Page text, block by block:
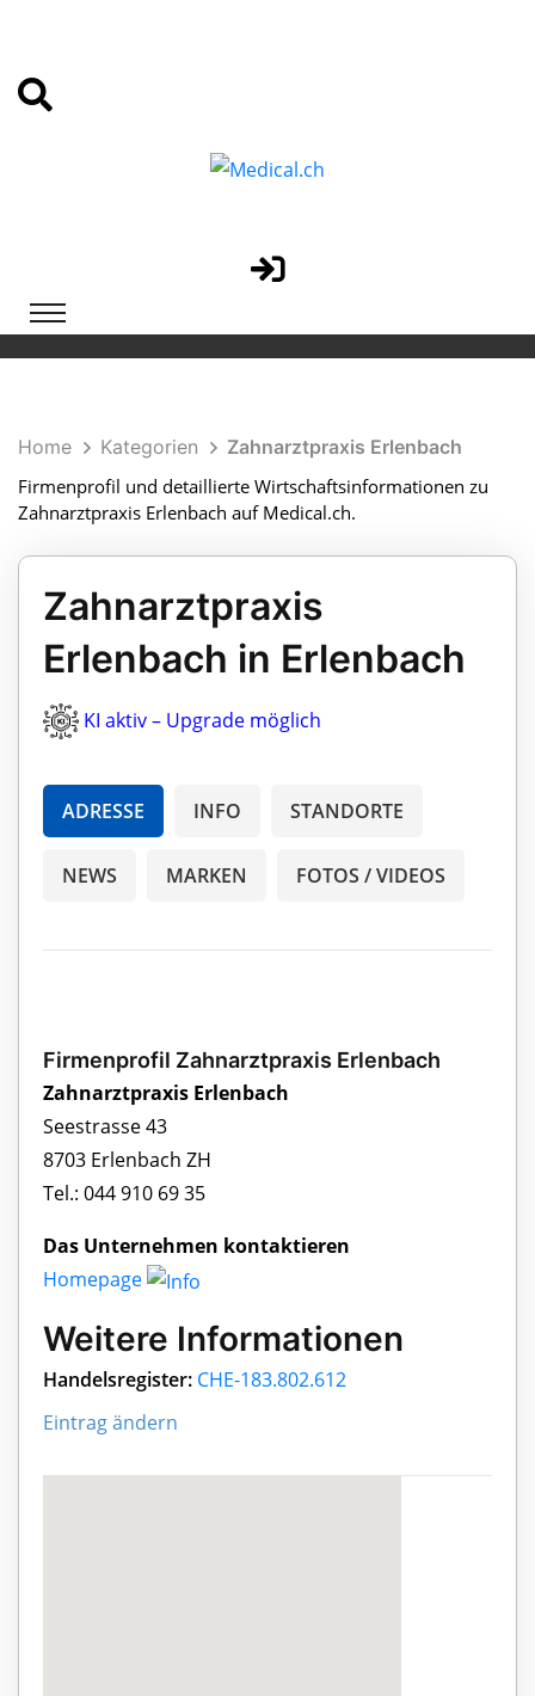
Home Kategorien
Zahnarztpraxis Erlenbach
Firmenprofil und detaillierte Wirtschaftsinformationen zu
Zahnarztpraxis Erlenbach auf Medical.ch.
Zahnarztpraxis
Erlenbach in Erlenbach
KI aktiv – Upgrade möglich
ADRESSE INFO STANDORTE
NEWS MARKEN FOTOS / VIDEOS
Firmenprofil Zahnarztpraxis Erlenbach
Zahnarztpraxis Erlenbach
Seestrasse 43
8703 Erlenbach ZH
Tel.: 044 910 69 35
Das Unternehmen kontaktieren
Homepage
Weitere Informationen
Handelsregister: CHE-183.802.612
Eintrag ändern